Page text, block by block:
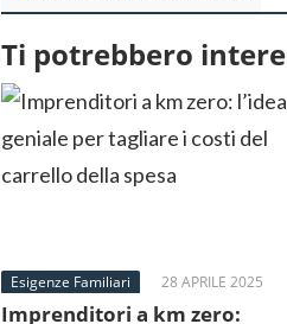
Ti potrebbero
Esigenze Familiari 28 APRILE 2025
Imprenditori a km zero: